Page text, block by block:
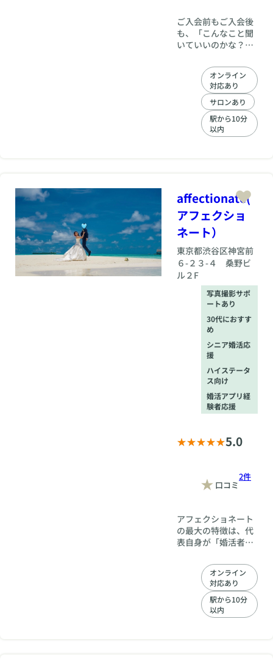
ご入会前もご入会後
も、「こんなこと聞
いていいのかな？」
とでも、何でも本音
でご相談くださって
大丈夫です。会員様
とカウンセラーの信
頼関係が、幸せなご
結婚への第一歩で
オンライン
対応あり
サロンあり
駅から10分
以内
affectionate(
アフェクショ
ネート）
東京都渋谷区神宮前
６-２３-４ 桑野ビ
ル２F
写真撮影サポ
ートあり
30代におすす
め
シニア婚活応
援
ハイステータ
ス向け
婚活アプリ経
験者応援
5.0
口コミ
2件
アフェクショネート
の最大の特徴は、代
表自身が「婚活者」
方の立場を同時に経
験してきたことで
す。 アプリで出会
い、結婚を前提に付
き合った相手が実は
オンライン
対応あり
駅から10分
以内